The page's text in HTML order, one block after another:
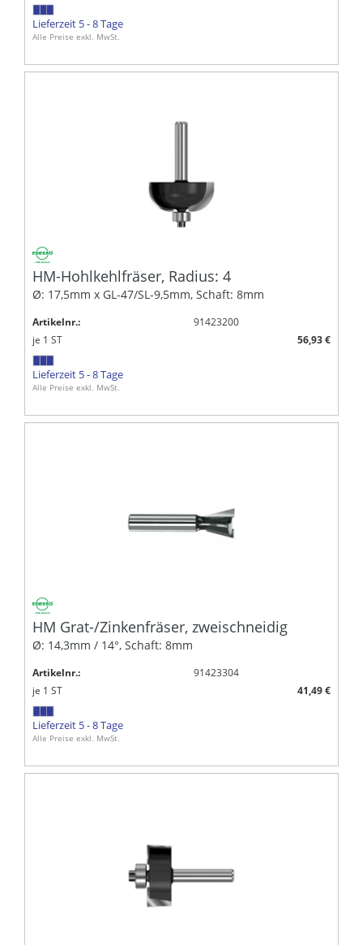
Lieferzeit 5 - 8 Tage
Alle Preise exkl. MwSt.
HM-Hohlkehlfräser, Radius: 4
Ø: 17,5mm x GL-47/SL-9,5mm, Schaft: 8mm
Artikelnr.:
91423200
je 1 ST 56,93 €
Lieferzeit 5 - 8 Tage
Alle Preise exkl. MwSt.
HM Grat-/Zinkenfräser, zweischneidig
Ø: 14,3mm / 14°, Schaft: 8mm
Artikelnr.:
91423304
je 1 ST 41,49 €
Lieferzeit 5 - 8 Tage
Alle Preise exkl. MwSt.